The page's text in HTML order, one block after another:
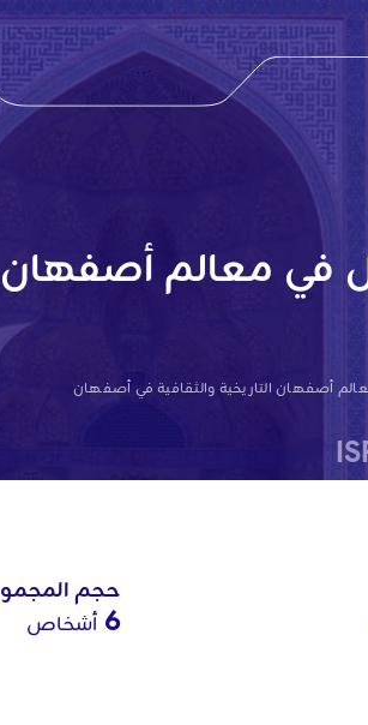
في معالم أصفهان
أصفهان التاريخية والثقافية في أصفهان
حجم
6 أشخاص